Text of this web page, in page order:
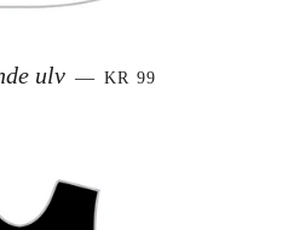
ulv — SALGSPRIS
KR 99